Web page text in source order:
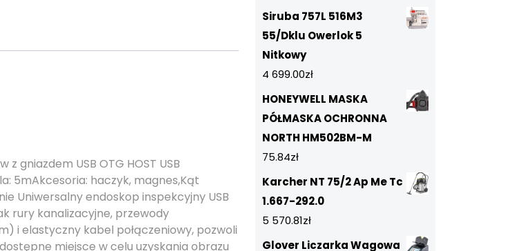
z gniazdem USB OTG HOST USB
5mAkcesoria: haczyk, magnes,Kąt
Uniwersalny endoskop inspekcyjny USB
rury kanalizacyjne, przewody
i elastyczny kabel połączeniowy, pozwoli
miejsce w celu uzyskania obrazu
Siruba 757L 516M3
55/Dklu Owerlok 5
Nitkowy
4 699.00zł
HONEYWELL MASKA
PÓŁMASKA OCHRONNA
NORTH HM502BM-M
75.84zł
Karcher NT 75/2 Ap Me Tc
1.667-292.0
5 570.81zł
Glover Liczarka Wagowa